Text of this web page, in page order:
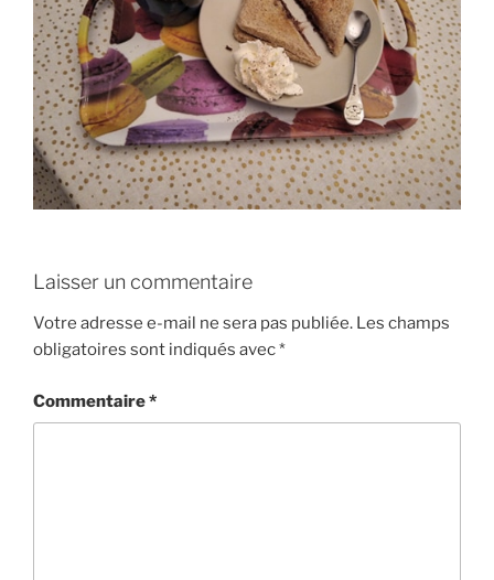
Laisser un commentaire
Votre adresse e-mail ne sera pas publiée. Les champs
obligatoires sont indiqués avec*
Commentaire*